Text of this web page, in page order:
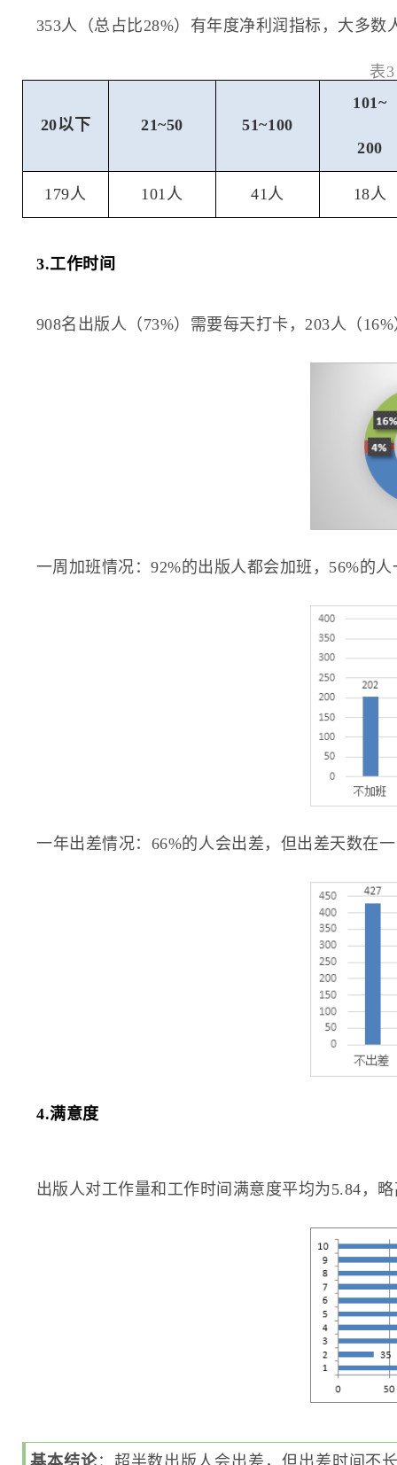
353人（总占比28%）有年度净利润指标，大多
表
20以下 21~50 51~100
101~
200
179人 101人 41人 18人
3.工作时间
908名出版人（73%）需要每天打卡，203人（
一周加班情况：92%的出版人都会加班，56%的
一年出差情况：66%的人会出差，但出差天数在
4.满意度
出版人对工作量和工作时间满意度平均为5.84，